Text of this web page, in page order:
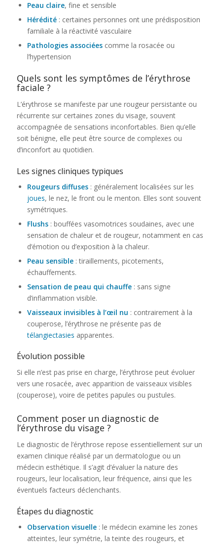
Peau claire, fine et sensible
Hérédité : certaines personnes ont une prédisposition
familiale à la réactivité vasculaire
Pathologies associées comme la rosacée ou
l’hypertension
Quels sont les symptômes de l’érythrose
faciale ?
L’érythrose se manifeste par une rougeur persistante ou
récurrente sur certaines zones du visage, souvent
accompagnée de sensations inconfortables. Bien qu’elle
soit bénigne, elle peut être source de complexes ou
d’inconfort au quotidien.
Les signes cliniques typiques
Rougeurs diffuses : généralement localisées sur les
joues, le nez, le front ou le menton. Elles sont souvent
symétriques.
Flushs : bouffées vasomotrices soudaines, avec une
sensation de chaleur et de rougeur, notamment en cas
d’émotion ou d’exposition à la chaleur.
Peau sensible : tiraillements, picotements,
échauffements.
Sensation de peau qui chauffe : sans signe
d’inflammation visible.
Vaisseaux invisibles à l’œil nu : contrairement à la
couperose, l’érythrose ne présente pas de
télangiectasies apparentes.
Évolution possible
Si elle n’est pas prise en charge, l’érythrose peut évoluer
vers une rosacée, avec apparition de vaisseaux visibles
(couperose), voire de petites papules ou pustules.
Comment poser un diagnostic de
l’érythrose du visage ?
Le diagnostic de l’érythrose repose essentiellement sur un
examen clinique réalisé par un dermatologue ou un
médecin esthétique. Il s’agit d’évaluer la nature des
rougeurs, leur localisation, leur fréquence, ainsi que les
éventuels facteurs déclenchants.
Étapes du diagnostic
Observation visuelle : le médecin examine les zones
atteintes, leur symétrie, la teinte des rougeurs, et